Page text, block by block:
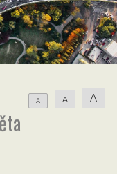
A A A